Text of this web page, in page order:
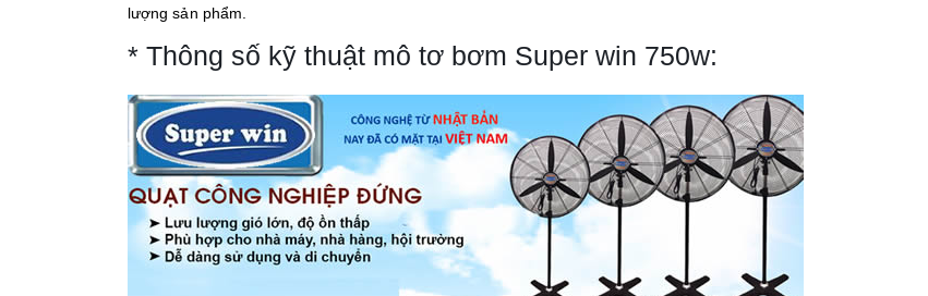
lượng sản phẩm.
* Thông số kỹ thuật mô tơ bơm Super win 750w: